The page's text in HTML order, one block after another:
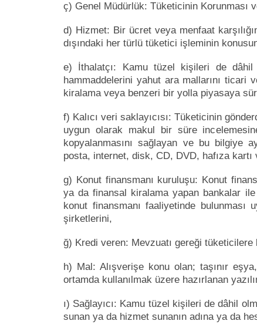
ç) Genel Müdürlük: Tüketicinin Korunması
d) Hizmet: Bir ücret veya menfaat
dışındaki her türlü tüketici işleminin
e) İthalatçı: Kamu tüzel kişileri de
hammaddelerini yahut ara mallarını ticari
kiralama veya benzeri bir yolla piyasaya
f) Kalıcı veri saklayıcısı: Tüketicinin
uygun olarak makul bir süre
kopyalanmasını sağlayan ve bu bilgiye
posta, internet, disk, CD, DVD, hafıza
g) Konut finansmanı kuruluşu: Konut
ya da finansal kiralama yapan bankalar ile
konut finansmanı faaliyetinde
şirketlerini,
ğ) Kredi veren: Mevzuatı gereği
h) Mal: Alışverişe konu olan; taşınır
ortamda kullanılmak üzere hazırlanan
ı) Sağlayıcı: Kamu tüzel kişileri de dâhil
sunan ya da hizmet sunanın adına ya da